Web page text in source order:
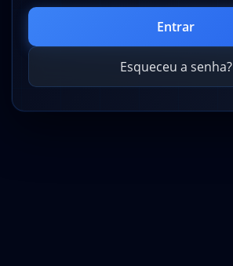
Esqueceu a senha?